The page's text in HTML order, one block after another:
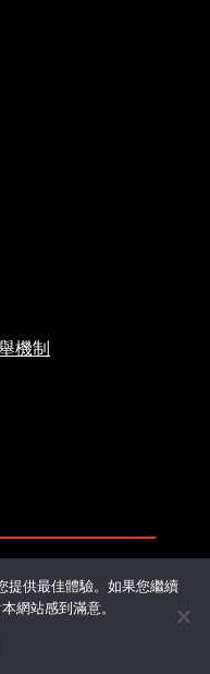
機制
股份有限公司
提供最佳體驗。如果您繼續
網站感到滿意。